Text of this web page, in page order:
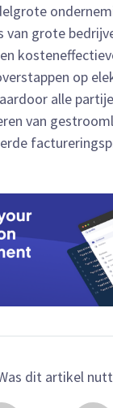
van grote
op
alle
van
dit artikel